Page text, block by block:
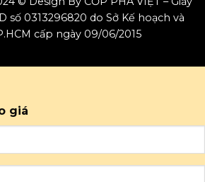
số 0313296820 do Sở Kế hoạch và
cấp ngày 09/06/2015
giá